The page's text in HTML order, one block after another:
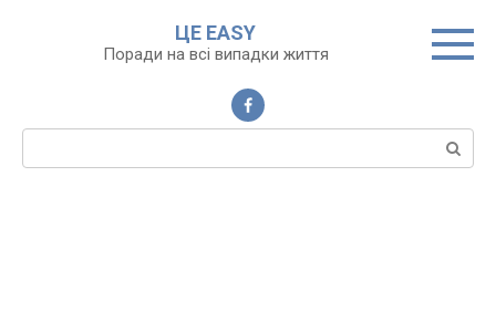
ЦЕ EASY
Поради на всі випадки життя
Пошук: